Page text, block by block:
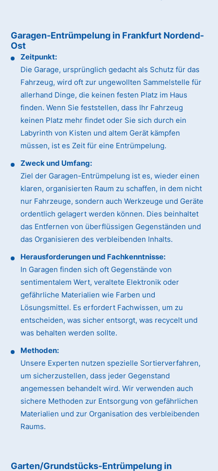
Garagen-Entrümpelung in Frankfurt Nordend-
Ost
Zeitpunkt:
Die Garage, ursprünglich gedacht als Schutz für das
Fahrzeug, wird oft zur ungewollten Sammelstelle für
allerhand Dinge, die keinen festen Platz im Haus
finden. Wenn Sie feststellen, dass Ihr Fahrzeug
keinen Platz mehr findet oder Sie sich durch ein
Labyrinth von Kisten und altem Gerät kämpfen
müssen, ist es Zeit für eine Entrümpelung.
Zweck und Umfang:
Ziel der Garagen-Entrümpelung ist es, wieder einen
klaren, organisierten Raum zu schaffen, in dem nicht
nur Fahrzeuge, sondern auch Werkzeuge und Geräte
ordentlich gelagert werden können. Dies beinhaltet
das Entfernen von überflüssigen Gegenständen und
das Organisieren des verbleibenden Inhalts.
Herausforderungen und Fachkenntnisse:
In Garagen finden sich oft Gegenstände von
sentimentalem Wert, veraltete Elektronik oder
gefährliche Materialien wie Farben und
Lösungsmittel. Es erfordert Fachwissen, um zu
entscheiden, was sicher entsorgt, was recycelt und
was behalten werden sollte.
Methoden:
Unsere Experten nutzen spezielle Sortierverfahren,
um sicherzustellen, dass jeder Gegenstand
angemessen behandelt wird. Wir verwenden auch
sichere Methoden zur Entsorgung von gefährlichen
Materialien und zur Organisation des verbleibenden
Raums.
Garten/Grundstücks-Entrümpelung in